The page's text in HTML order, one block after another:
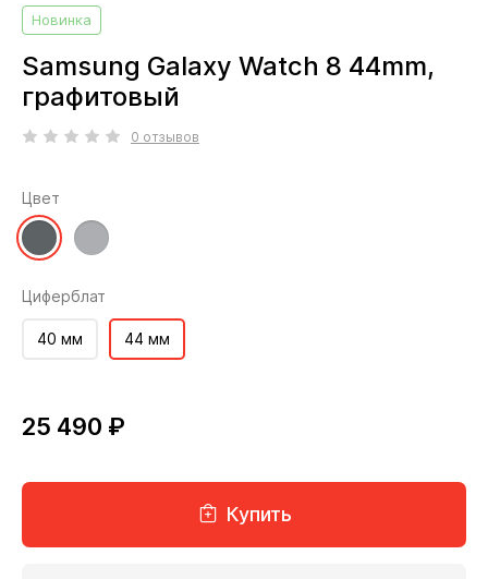
Новинка
Samsung Galaxy Watch 8 44mm,
графитовый
0 отзывов
Цвет
Циферблат
44 мм
40 мм
25 490 ₽
Купить